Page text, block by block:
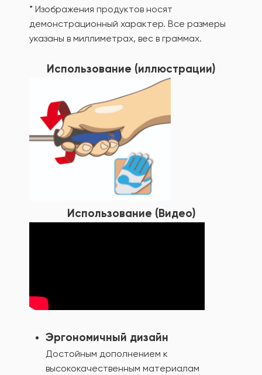
* Изображения продуктов носят
демонстрационный характер. Все размеры
указаны в миллиметрах, вес в граммах.
Использование (иллюстрации)
Использование (Видео)
Эргономичный дизайн
Достойным дополнением к
высококачественным материалам